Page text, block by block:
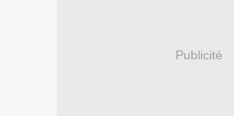
Publicité